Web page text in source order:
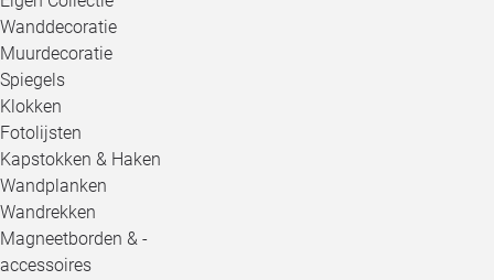
Wanddecoratie
Muurdecoratie
Spiegels
Klokken
Fotolijsten
Kapstokken & Haken
Wandplanken
Wandrekken
Magneetborden & -
accessoires